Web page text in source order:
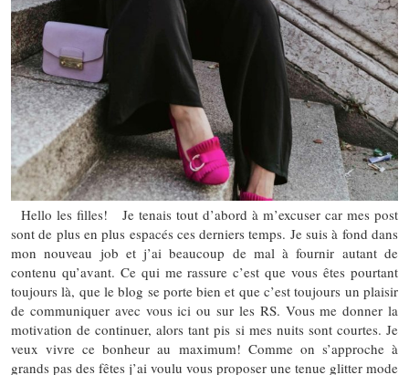
Hello les filles! Je tenais tout d’abord à m’excuser car mes post
sont de plus en plus espacés ces derniers temps. Je suis à fond dans
mon nouveau job et j’ai beaucoup de mal à fournir autant de
contenu qu’avant. Ce qui me rassure c’est que vous êtes pourtant
toujours là, que le blog se porte bien et que c’est toujours un plaisir
de communiquer avec vous ici ou sur les RS. Vous me donner la
motivation de continuer, alors tant pis si mes nuits sont courtes. Je
veux vivre ce bonheur au maximum! Comme on s’approche à
grands pas des fêtes j’ai voulu vous proposer une tenue glitter mode